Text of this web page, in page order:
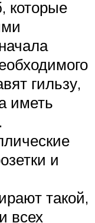
которые
гильзу,
иметь
и
такой,
всех